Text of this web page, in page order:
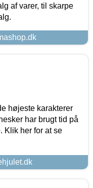
af varer, til skarpe
højeste karakterer
har brugt tid på
Klik her for at se